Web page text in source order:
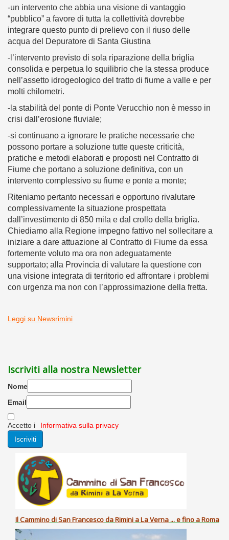
-un intervento che abbia una visione di vantaggio
“pubblico” a favore di tutta la collettività dovrebbe
integrare questo punto di prelievo con il riuso delle
acqua del Depuratore di Santa Giustina
-l’intervento previsto di sola riparazione della briglia
consolida e perpetua lo squilibrio che la stessa produce
nell’assetto idrogeologico del tratto di fiume a valle e per
molti chilometri.
-la stabilità del ponte di Ponte Verucchio non è messo in
crisi dall’erosione fluviale;
-si continuano a ignorare le pratiche necessarie che
possono portare a soluzione tutte queste criticità,
pratiche e metodi elaborati e proposti nel Contratto di
Fiume che portano a soluzione definitiva, con un
intervento complessivo su fiume e ponte a monte;
Riteniamo pertanto necessari e opportuno rivalutare
complessivamente la situazione prospettata
dall’investimento di 850 mila e dal crollo della briglia.
Chiediamo alla Regione impegno fattivo nel sollecitare a
iniziare a dare attuazione al Contratto di Fiume da essa
fortemente voluto ma ora non adeguatamente
supportato; alla Provincia di valutare la questione con
una visione integrata di territorio ed affrontare i problemi
con urgenza ma non con l’approssimazione della fretta.
Leggi su Newsrimini
Iscriviti alla nostra Newsletter
Nome
Email
Accetto i Informativa sulla privacy
IlCamminodiSan FrancescodaRimini aLa Verna... e fino a Roma